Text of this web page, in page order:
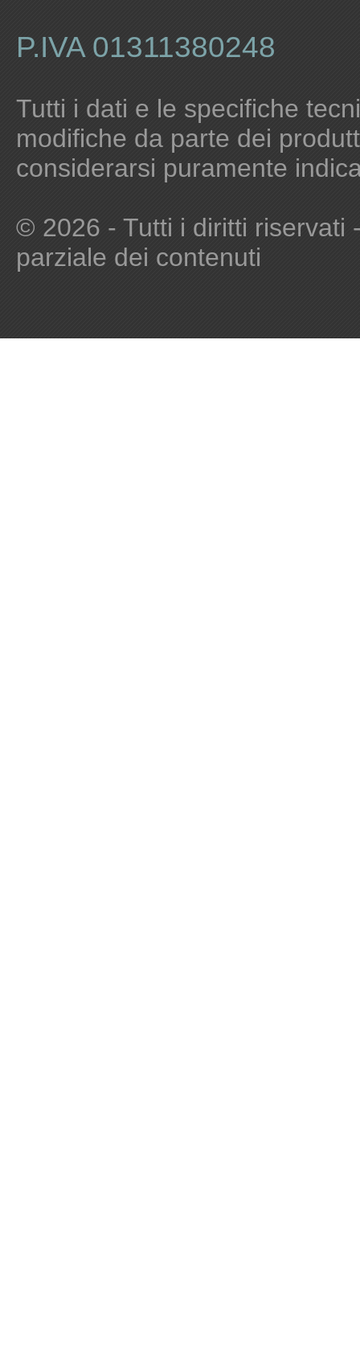
P.IVA 01311380248
Tutti i dati e le specifiche
modifiche da parte dei
considerarsi puramente
© 2026 - Tutti i diritti riservati
parziale dei contenuti